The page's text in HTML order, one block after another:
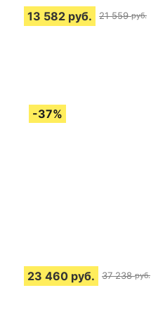
13 582 руб. 21 559 руб.
23 460 руб. 37 238 руб.